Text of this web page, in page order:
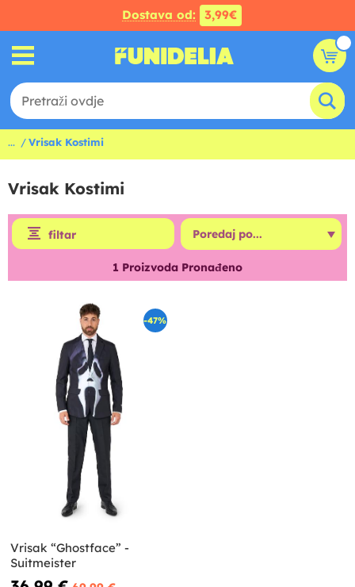
Dostava od: 3,99€
... Vrisak Kostimi
Vrisak Kostimi
filtar
1 Proizvoda Pronađeno
-47%
Vrisak “Ghostface” -
Suitmeister